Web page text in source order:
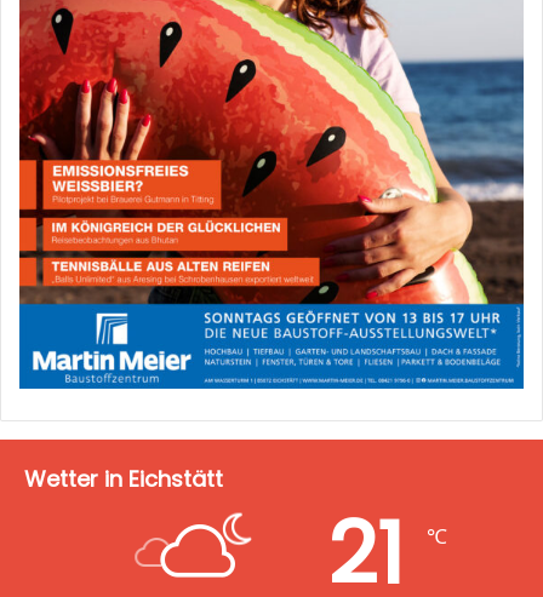
Wetter in Eichstätt
21 ℃